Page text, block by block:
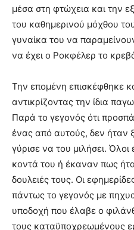
μέσα στη φτώχεια και την
του καθημερινού μόχθου
γυναίκα του να
να έχει ο Ροκφέλερ το
Την επομένη επισκέφθηκε
αντικρίζοντας την ίδια
Παρά το γεγονός ότι
ένας από αυτούς, δεν ήταν
γύρισε να του μιλήσει.
κοντά του ή έκαναν πως
δουλειές τους. Οι
πάντως το γεγονός με
υποδοχή που έλαβε ο
τους καταϋποχρεωμένους